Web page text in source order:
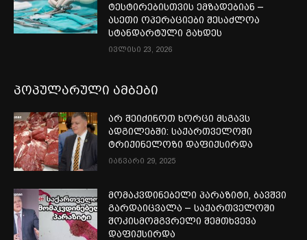
ტესტირებისთვის ემზადებიან –
ასეთი ოპერაციები შესაძლოა
სტანდარტული გახდეს
ივლისი 23, 2026
პოპულარული ამბები
არ შეიძინოთ ხორცი მსგავს
ადგილებში: საქართველოში
ტრიქინელოზი დაფიქსირდა
იანვარი 29, 2025
მომაკვდინებელი პარაზიტი, ბავშვი
გარდაიცვალა – საქართველოში
შოკისმომგვრელი შემთხვევა
დაფიქსირდა